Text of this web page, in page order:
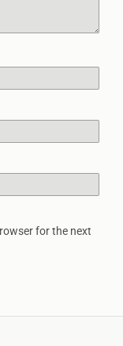
for the next